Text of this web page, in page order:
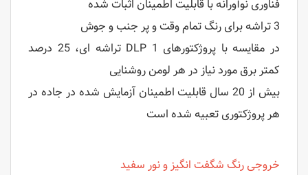
فناوری نوآورانه با قابلیت اطمینان اثبات شده
3 تراشه برای رنگ تمام وقت و پر جنب و جوش
در مقایسه با پروژکتورهای DLP 1 تراشه ای، 25 درصد
کمتر برق مورد نیاز در هر لومن روشنایی
بیش از 20 سال قابلیت اطمینان آزمایش شده در جاده در
هر پروژکتوری تعبیه شده است
خروجی رنگ شگفت انگیز و نور سفید